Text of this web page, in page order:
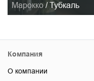
Марокко / Тубкаль
Компания
О компании